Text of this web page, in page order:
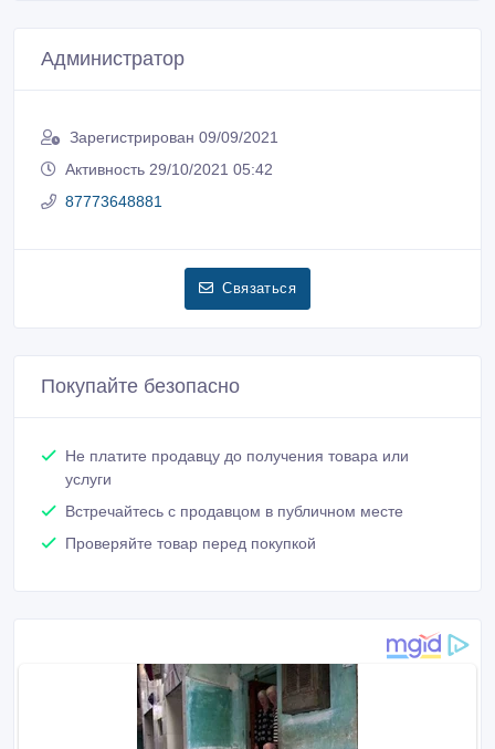
Администратор
Зарегистрирован 09/09/2021
Активность 29/10/2021 05:42
87773648881
Связаться
Покупайте безопасно
Не платите продавцу до получения товара или
услуги
Встречайтесь с продавцом в публичном месте
Проверяйте товар перед покупкой